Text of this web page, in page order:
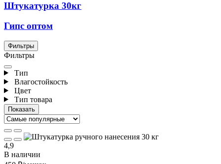
Штукатурка 30кг
Гипс оптом
Фильтры
Фильтры
Тип
Влагостойкость
Цвет
Тип товара
4,9
В наличии